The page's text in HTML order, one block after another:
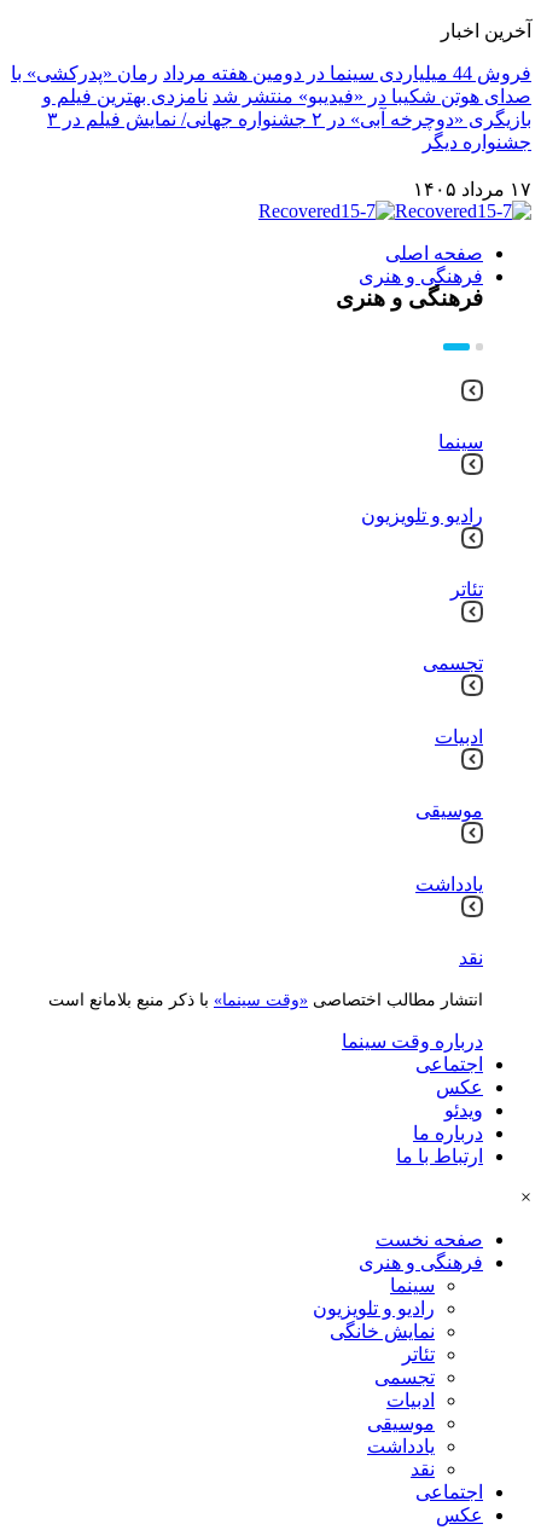
آخرین اخبار
فروش 44 میلیاردی سینما در دومین هفته مرداد
رمان «پدرکشی» با
صدای هوتن شکیبا در «فیدیبو» منتشر شد نامزدی بهترین فیلم و
بازیگری «دوچرخه آبی» در ۲ جشنواره جهانی/ نمایش فیلم در ۳
جشنواره دیگر
۱۷ مرداد ۱۴۰۵
صفحه اصلی
فرهنگی و هنری
فرهنگی و هنری
سینما
رادیو و تلویزیون
تئاتر
تجسمی
ادبیات
موسیقی
یادداشت
نقد
انتشار مطالب اختصاصی «وقت سینما» با ذکر منبع بلامانع است
درباره وقت سینما
اجتماعی
عکس
ویدئو
درباره ما
ارتباط با ما
×
صفحه نخست
فرهنگی و هنری
سینما
رادیو و تلویزیون
نمایش خانگی
تئاتر
تجسمی
ادبیات
موسیقی
یادداشت
نقد
اجتماعی
عکس